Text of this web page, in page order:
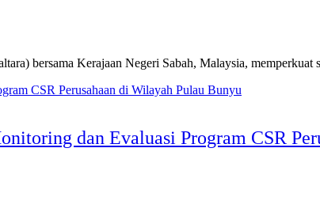
bersama Kerajaan Negeri Sabah, Malaysia, memperkuat
dan Evaluasi Program CSR